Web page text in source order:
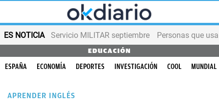
ES NOTICIA Servicio MILITAR septiembre Personas que
EDUCACIÓN
ESPAÑA ECONOMÍA DEPORTES INVESTIGACIÓN COOL MUNDIAL
APRENDER INGLÉS